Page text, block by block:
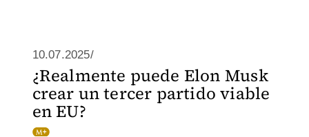
10.07.2025/
¿Realmente puede Elon Musk
crear un tercer partido viable
en EU?